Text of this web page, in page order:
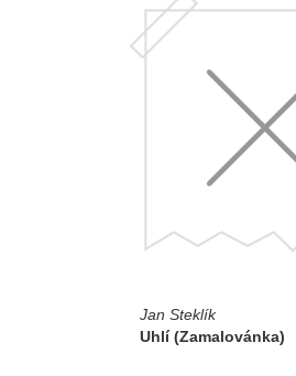
Jan Steklík
Uhlí (Zamalovánka)